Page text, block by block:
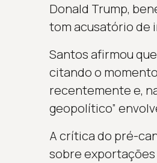
Donald Trump,
tom acusatório de
Santos afirmou
citando o
recentemente e,
geopolítico”
A crítica do pré-
sobre exportações